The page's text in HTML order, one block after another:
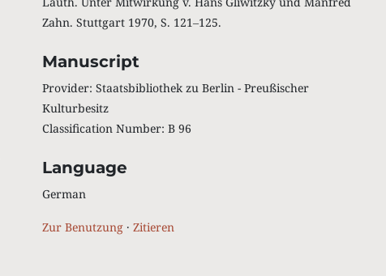
Zahn. Stuttgart 1970, S. 121‒125.
Manuscript
Provider: Staatsbibliothek zu Berlin - Preußischer
Kulturbesitz
Classification Number: B 96
Language
German
Zur Benutzung· Zitieren